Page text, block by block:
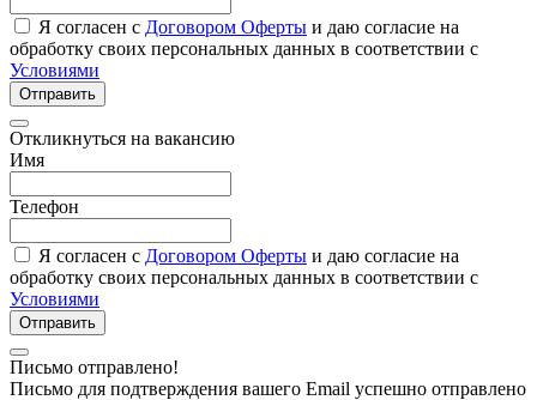
Я согласен с Договором Оферты и даю согласие на
обработку своих персональных данных в соответствии с
Условиями
Отправить
Откликнуться на вакансию
Имя
Телефон
Я согласен с Договором Оферты и даю согласие на
обработку своих персональных данных в соответствии с
Условиями
Отправить
Письмо отправлено!
Письмо для подтверждения вашего Email успешно отправлено